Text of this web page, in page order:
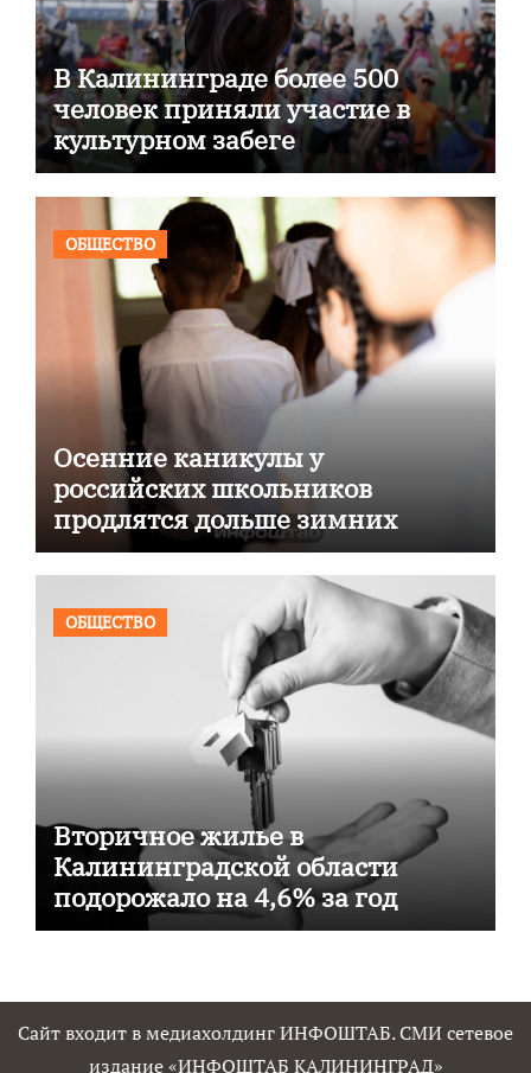
В Калининграде более 500
человек приняли участие в
культурном забеге
ОБЩЕСТВО
Осенние каникулы у
российских школьников
продлятся дольше зимних
ОБЩЕСТВО
Вторичное жилье в
Калининградской области
подорожало на 4,6% за год
Сайт входит в медиахолдинг ИНФОШТАБ. СМИ сетевое
издание «ИНФОШТАБ КАЛИНИНГРАД»